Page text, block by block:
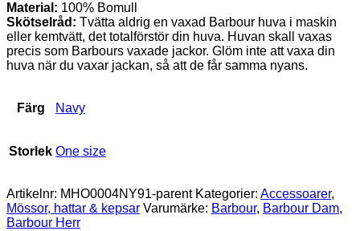
Material: 100% Bomull
Skötselråd: Tvätta aldrig en vaxad Barbour huva i maskin
eller kemtvätt, det totalförstör din huva. Huvan skall vaxas
precis som Barbours vaxade jackor. Glöm inte att vaxa din
huva när du vaxar jackan, så att de får samma nyans.
Färg Navy
Storlek One size
Artikelnr: MHO0004NY91-parent Kategorier: Accessoarer,
Mössor, hattar & kepsar Varumärke: Barbour, Barbour Dam,
Barbour Herr